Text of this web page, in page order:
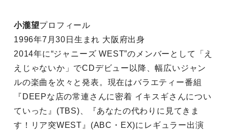
小瀧望プロフィール
1996年7月30日生まれ 大阪府出身
2014年に“ジャニーズ WEST”のメンバーとして「え
えじゃないか」でCDデビュー以降、幅広いジャン
ルの楽曲を次々と発表。現在はバラエティー番組
『DEEPな店の常連さんに密着 イキスギさんについ
ていった』(TBS)、『あなたの代わりに見てきま
す！リア突WEST』(ABC・EX)にレギュラー出演